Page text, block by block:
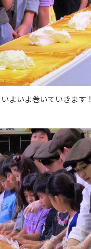
よいよ巻いていきます！